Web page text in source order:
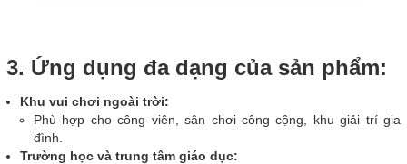
3. Ứng dụng đa dạng của sản phẩm:
Khu vui chơi ngoài trời:
Phù hợp cho công viên, sân chơi công cộng, khu giải trí gia
đình.
Trường học và trung tâm giáo dục: